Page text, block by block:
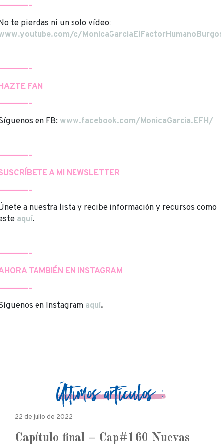
te pierdas ni un solo vídeo:
c/
FAN
en FB: www.facebook.com/MonicaGarcia.EFH/
A MI NEWSLETTER
a nuestra lista y recibe información y recursos como
aquí.
TAMBIÉN EN INSTAGRAM
en Instagram aquí.
Últimos artículos :
22 de julio de 2022
Capítulo final – Cap#160 Nuevas